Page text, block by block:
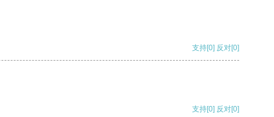
支持[0] 反对[0]
支持[0] 反对[0]